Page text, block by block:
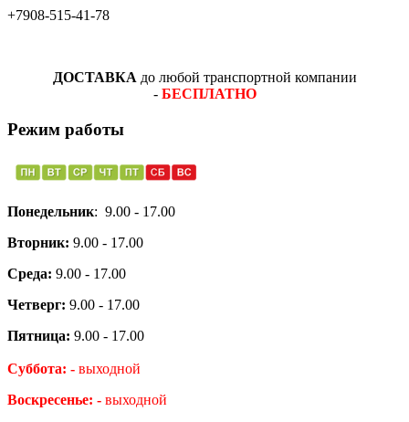
+7908-515-41-78
ДОСТАВКА до любой транспортной компании
- БЕСПЛАТНО
Режим работы
Понедельник: 9.00 - 17.00
Вторник: 9.00 - 17.00
Среда: 9.00 - 17.00
Четверг: 9.00 - 17.00
Пятница: 9.00 - 17.00
Суббота: - выходной
Воскресенье: - выходной